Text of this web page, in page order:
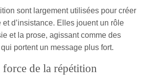
sont largement utilisées pour créer
et d’insistance. Elles jouent un rôle
et la prose, agissant comme des
portent un message plus fort.
force de la répétition